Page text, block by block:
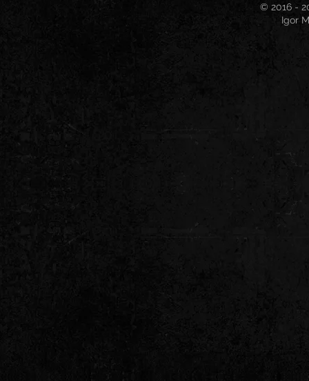
© 2016 -
Igor